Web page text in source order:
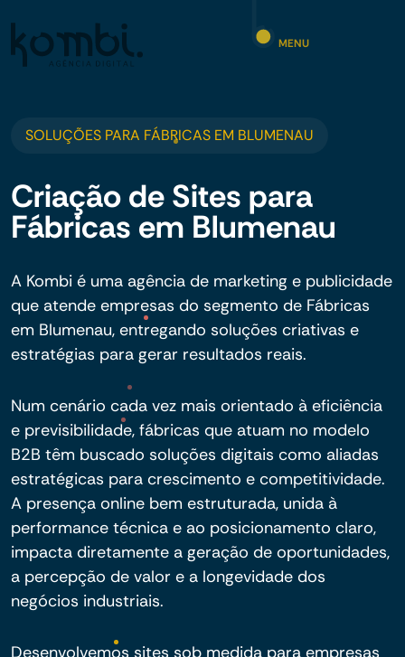
MENU
SOLUÇÕES PARA FÁBRICAS EM BLUMENAU
Criação de Sites para
Fábricas em Blumenau
A Kombi é uma agência de marketing e publicidade
que atende empresas do segmento de Fábricas
em Blumenau, entregando soluções criativas e
estratégias para gerar resultados reais.
Num cenário cada vez mais orientado à eficiência
e previsibilidade, fábricas que atuam no modelo
B2B têm buscado soluções digitais como aliadas
estratégicas para crescimento e competitividade.
A presença online bem estruturada, unida à
performance técnica e ao posicionamento claro,
impacta diretamente a geração de oportunidades,
a percepção de valor e a longevidade dos
negócios industriais.
Desenvolvemos sites sob medida para empresas